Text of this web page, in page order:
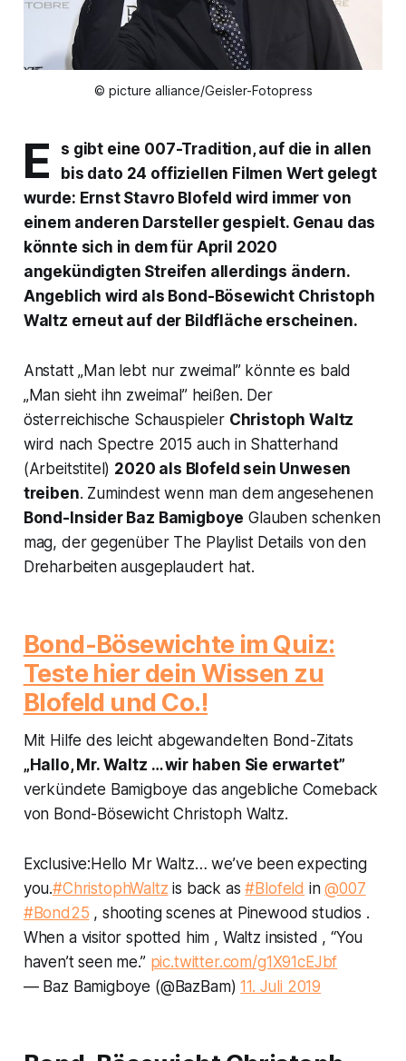
© picture alliance/Geisler-Fotopress
E
s gibt eine 007-Tradition, auf die in allen
bis dato 24 offiziellen Filmen Wert gelegt
wurde: Ernst Stavro Blofeld wird immer von
einem anderen Darsteller gespielt. Genau das
könnte sich in dem für April 2020
angekündigten Streifen allerdings ändern.
Angeblich wird als Bond-Bösewicht Christoph
Waltz erneut auf der Bildfläche erscheinen.
Anstatt „Man lebt nur zweimal” könnte es bald
„Man sieht ihn zweimal” heißen. Der
österreichische Schauspieler Christoph Waltz
wird nach Spectre 2015 auch in Shatterhand
(Arbeitstitel) 2020 als Blofeld sein Unwesen
treiben. Zumindest wenn man dem angesehenen
Bond-Insider Baz Bamigboye Glauben schenken
mag, der gegenüber The PlaylistDetails von den
Dreharbeiten ausgeplaudert hat.
Bond-Bösewichte im Quiz:
Teste hier dein Wissen zu
Blofeld und Co.!
Mit Hilfe des leicht abgewandelten Bond-Zitats
„Hallo, Mr. Waltz … wir haben Sie erwartet”
verkündete Bamigboye das angebliche Comeback
von Bond-Bösewicht Christoph Waltz.
Exclusive:Hello Mr Waltz… we’ve been expecting
you.#ChristophWaltz is back as#Blofeld in ⁦@007
#Bond25 , shooting scenes at Pinewood studios .
When a visitor spotted him , Waltz insisted , “You
haven’t seen me.” pic.twitter.com/g1X91cEJbf
— Baz Bamigboye (@BazBam)11. Juli 2019